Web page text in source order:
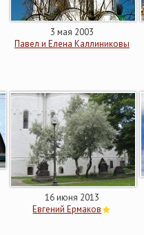
3 мая 2003
Павел и Елена Каллиниковы
16 июня 2013
Евгений Ермаков